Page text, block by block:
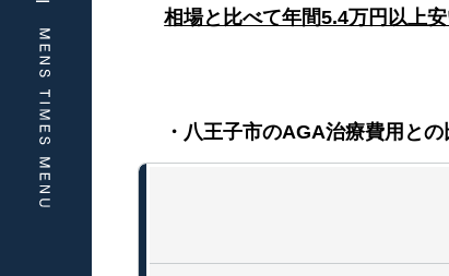
相場と比べて年間5.4万円以上
・八王子市のAGA治療費用との